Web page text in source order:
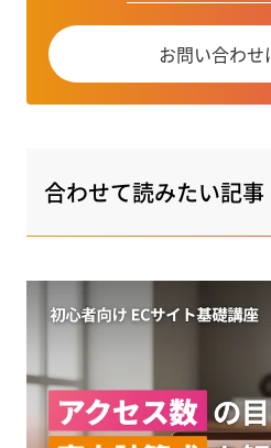
お問い合わせ
合わせて読みたい記事